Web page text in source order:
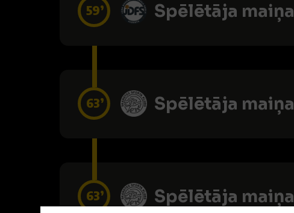
59’ Spēlētāja maiņa
63’ Spēlētāja maiņa
63’ Spēlētāja maiņa